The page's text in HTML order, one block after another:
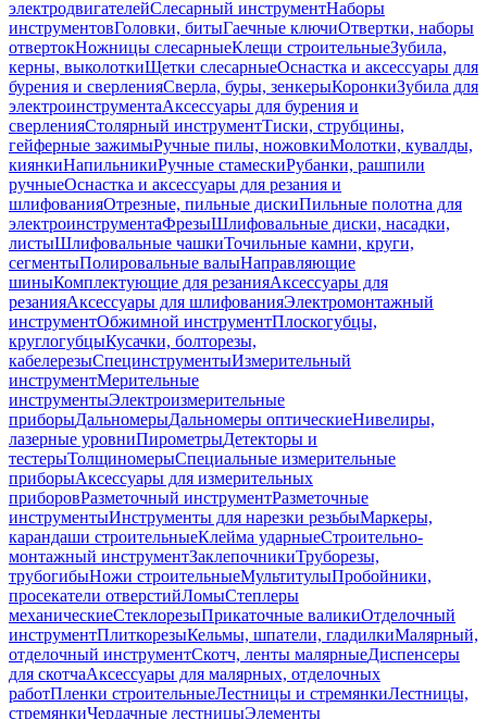
электродвигателейСлесарный инструментНаборы
инструментовГоловки, битыГаечные ключиОтвертки, наборы
отвертокНожницы слесарныеКлещи строительныеЗубила,
керны, выколоткиЩетки слесарныеОснастка и аксессуары для
бурения и сверленияСверла, буры, зенкерыКоронкиЗубила для
электроинструментаАксессуары для бурения и
сверленияСтолярный инструментТиски, струбцины,
гейферные зажимыРучные пилы, ножовкиМолотки, кувалды,
киянкиНапильникиРучные стамескиРубанки, рашпили
ручныеОснастка и аксессуары для резания и
шлифованияОтрезные, пильные дискиПильные полотна для
электроинструментаФрезыШлифовальные диски, насадки,
листыШлифовальные чашкиТочильные камни, круги,
сегментыПолировальные валыНаправляющие
шиныКомплектующие для резанияАксессуары для
резанияАксессуары для шлифованияЭлектромонтажный
инструментОбжимной инструментПлоскогубцы,
круглогубцыКусачки, болторезы,
кабелерезыСпецинструментыИзмерительный
инструментМерительные
инструментыЭлектроизмерительные
приборыДальномерыДальномеры оптическиеНивелиры,
лазерные уровниПирометрыДетекторы и
тестерыТолщиномерыСпециальные измерительные
приборыАксессуары для измерительных
приборовРазметочный инструментРазметочные
инструментыИнструменты для нарезки резьбыМаркеры,
карандаши строительныеКлейма ударныеСтроительно-
монтажный инструментЗаклепочникиТруборезы,
трубогибыНожи строительныеМультитулыПробойники,
просекатели отверстийЛомыСтеплеры
механическиеСтеклорезыПрикаточные валикиОтделочный
инструментПлиткорезыКельмы, шпатели, гладилкиМалярный,
отделочный инструментСкотч, ленты малярныеДиспенсеры
для скотчаАксессуары для малярных, отделочных
работПленки строительныеЛестницы и стремянкиЛестницы,
стремянкиЧердачные лестницыЭлементы